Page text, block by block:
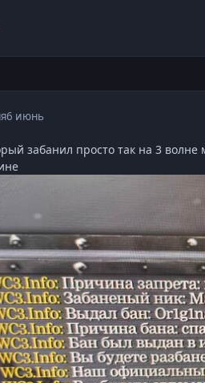
6 июнь
забанил просто так на 3 волне